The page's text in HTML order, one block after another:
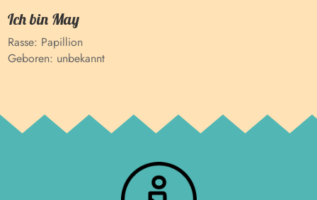
Ich bin May
Rasse: Papillion
Geboren: unbekannt